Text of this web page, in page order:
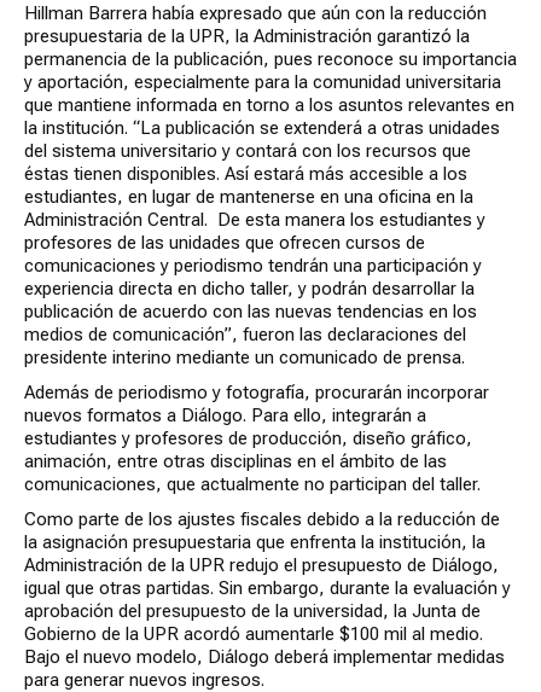
Hillman Barrera había expresado que aún con la reducción
presupuestaria de la UPR, la Administración garantizó la
permanencia de la publicación, pues reconoce su importancia
y aportación, especialmente para la comunidad universitaria
que mantiene informada en torno a los asuntos relevantes en
la institución. “La publicación se extenderá a otras unidades
del sistema universitario y contará con los recursos que
éstas tienen disponibles. Así estará más accesible a los
estudiantes, en lugar de mantenerse en una oficina en la
Administración Central. De esta manera los estudiantes y
profesores de las unidades que ofrecen cursos de
comunicaciones y periodismo tendrán una participación y
experiencia directa en dicho taller, y podrán desarrollar la
publicación de acuerdo con las nuevas tendencias en los
medios de comunicación”, fueron las declaraciones del
presidente interino mediante un comunicado de prensa.
Además de periodismo y fotografía, procurarán incorporar
nuevos formatos a Diálogo. Para ello, integrarán a
estudiantes y profesores de producción, diseño gráfico,
animación, entre otras disciplinas en el ámbito de las
comunicaciones, que actualmente no participan del taller.
Como parte de los ajustes fiscales debido a la reducción de
la asignación presupuestaria que enfrenta la institución, la
Administración de la UPR redujo el presupuesto de Diálogo,
igual que otras partidas. Sin embargo, durante la evaluación y
aprobación del presupuesto de la universidad, la Junta de
Gobierno de la UPR acordó aumentarle $100 mil al medio.
Bajo el nuevo modelo, Diálogo deberá implementar medidas
para generar nuevos ingresos.